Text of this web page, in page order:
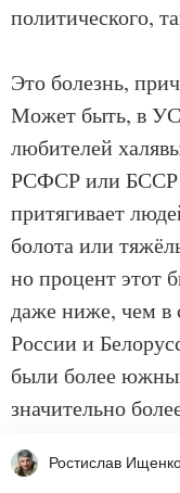
Ростислав
политического,
Это болезнь,
Может быть, в
любителей
РСФСР или БССР
притягивает
болота или
но процент этот
даже ниже, чем в
России и
были более
значительно
она и сейчас не с